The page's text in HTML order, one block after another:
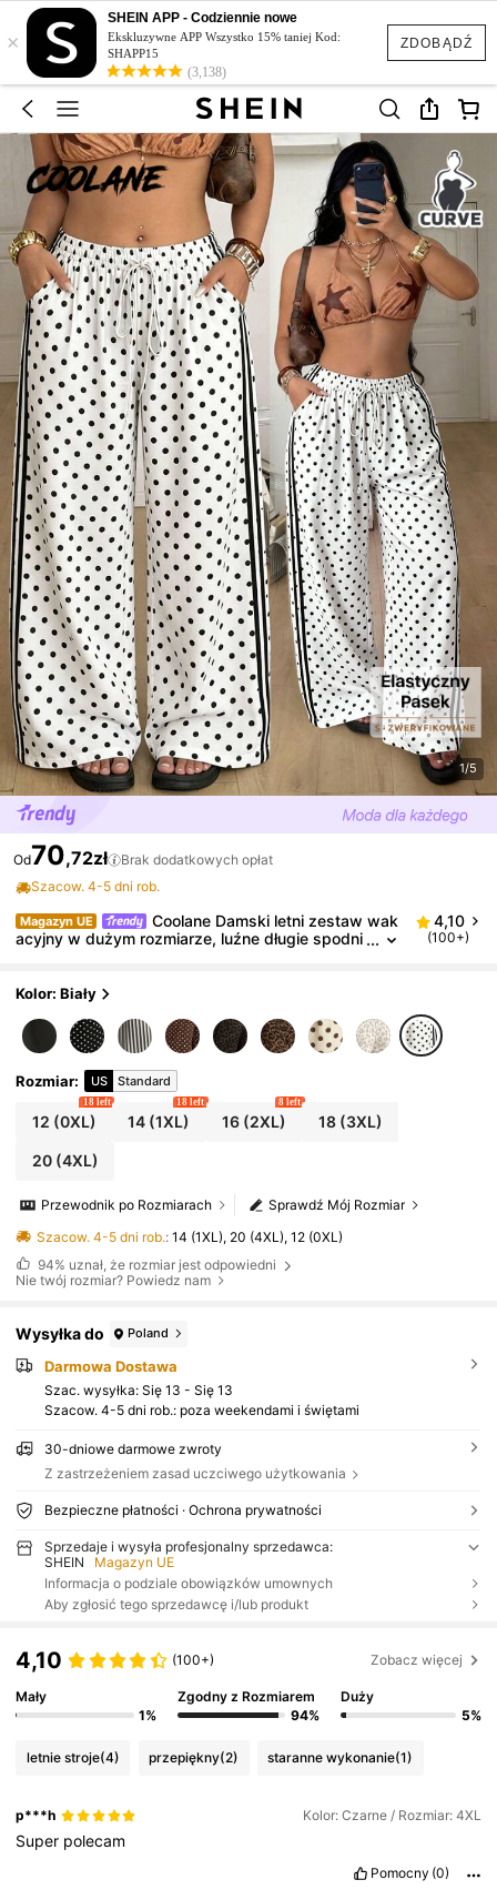
ZDOBĄDŹ
×
SHEIN APP - Codziennie nowe
Ekskluzywne APP Wszystko 15% taniej Kod:
SHAPP15
(3,138)
1/5
Od70,72zł
Brak dodatkowych opłat
Szacow. 4-5 dni rob.
Magazyn UE
Coolane Damski letni zestaw wak
acyjny w dużym rozmiarze, luźne długie spodni
e plus size w rozmiarach inkluzywnych
4,10
(100+)
Kolor: Biały
Rozmiar: US Standard
12 (0XL)
18 left
14 (1XL)
18 left
16(2XL)
8 left
18(3XL)
20(4XL)
Sprawdź Mój Rozmiar
Przewodnik po Rozmiarach
Szacow. 4-5 dni rob.:14 (1XL), 20 (4XL), 12 (0XL)
94% uznał, że rozmiar jest odpowiedni
Nie twój rozmiar? Powiedz nam
Wysyłka do Poland
Darmowa Dostawa
Szac. wysyłka: Się 13 - Się 13
Szacow. 4-5 dni rob.: poza weekendami i świętami
30-dniowe darmowe zwroty
Z zastrzeżeniem zasad uczciwego użytkowania
Bezpieczne płatności · Ochrona prywatności
Sprzedaje i wysyła profesjonalny sprzedawca:
SHEIN
Magazyn UE
Informacja o podziale obowiązków umownych
Aby zgłosić tego sprzedawcę i/lub produkt
4,10 (100+) Zobacz więcej
Mały
1%
Zgodny z Rozmiarem
94%
Duży
5%
letnie stroje(4) przepiękny(2) staranne wykonanie(1)
p***h Kolor: Czarne / Rozmiar: 4XL
Super polecam
Pomocny (0)